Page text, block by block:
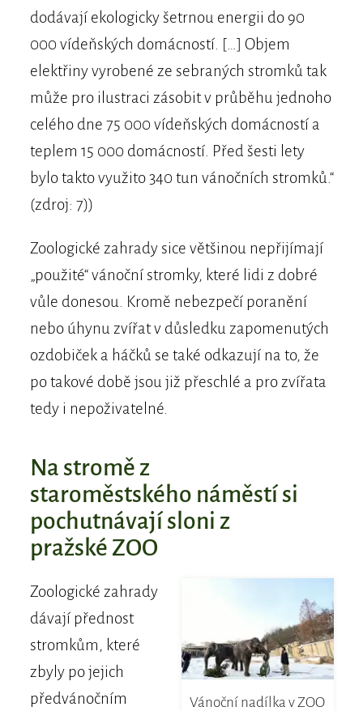
dodávají ekologicky šetrnou energii do 90
000 vídeňských domácností. […] Objem
elektřiny vyrobené ze sebraných stromků tak
může pro ilustraci zásobit v průběhu jednoho
celého dne 75 000 vídeňských domácností a
teplem 15 000 domácností. Před šesti lety
bylo takto využito 340 tun vánočních stromků.“
(zdroj: 7))
Zoologické zahrady sice většinou nepřijímají
„použité“ vánoční stromky, které lidi z dobré
vůle donesou. Kromě nebezpečí poranění
nebo úhynu zvířat v důsledku zapomenutých
ozdobiček a háčků se také odkazují na to, že
po takové době jsou již přeschlé a pro zvířata
tedy i nepoživatelné.
Na stromě z
staroměstského náměstí si
pochutnávají sloni z
pražské ZOO
Vánoční nadílka v ZOO
Zoologické zahrady
dávají přednost
stromkům, které
zbyly po jejich
předvánočním